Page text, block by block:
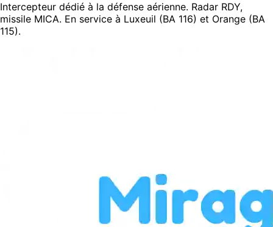
Intercepteur dédié à la défense aérienne. Radar RDY,
missile MICA. En service à Luxeuil (BA 116) et Orange (BA
115).